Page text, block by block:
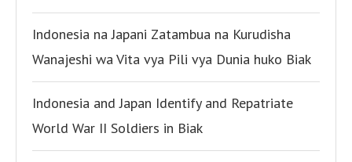
Indonesia na Japani Zatambua na Kurudisha
Wanajeshi wa Vita vya Pili vya Dunia huko Biak
Indonesia and Japan Identify and Repatriate
World War II Soldiers in Biak